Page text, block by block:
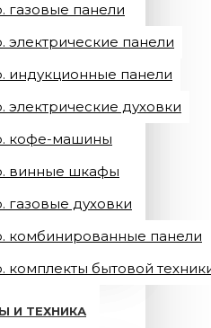
газовые панели
электрические панели
индукционные панели
электрические духовки
кофе-машины
винные шкафы
газовые духовки
комбинированные панели
комплекты бытовой
И ТЕХНИКА